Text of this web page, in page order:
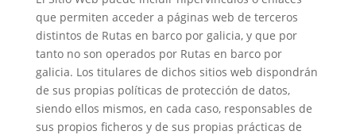
que permiten acceder a páginas web de terceros
distintos de Rutas en barco por galicia, y que por
tanto no son operados por Rutas en barco por
galicia. Los titulares de dichos sitios web dispondrán
de sus propias políticas de protección de datos,
siendo ellos mismos, en cada caso, responsables de
sus propios ficheros y de sus propias prácticas de